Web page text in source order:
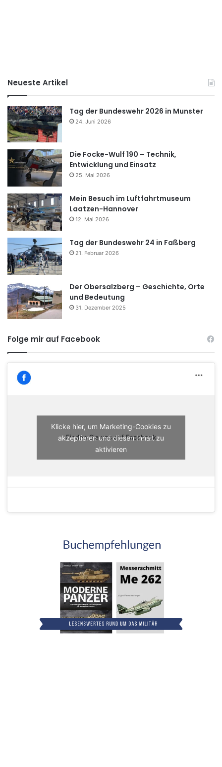
Neueste Artikel
Tag der Bundeswehr 2026 in Munster
24. Juni 2026
Die Focke-Wulf 190 – Technik,
Entwicklung und Einsatz
25. Mai 2026
Mein Besuch im Luftfahrtmuseum
Laatzen-Hannover
12. Mai 2026
Tag der Bundeswehr 24 in Faßberg
21. Februar 2026
Der Obersalzberg – Geschichte, Orte
und Bedeutung
31. Dezember 2025
Folge mir auf Facebook
Finden Sie uns auf Facebook
Klicke hier, um Marketing-Cookies zu
akzeptieren und diesen Inhalt zu
aktivieren